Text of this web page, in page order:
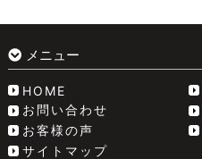
メニュー
HOME
お問い合わせ
お客様の声
サイトマップ